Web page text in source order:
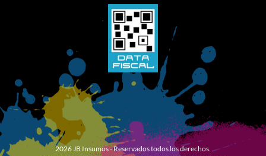
2026 JB Insumos - Reservados todos los derechos.